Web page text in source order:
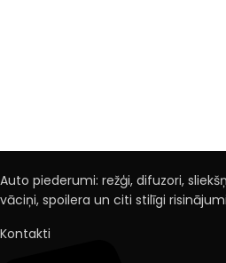
Auto piederumi: režģi, difuzori,
vāciņi, spoilera un citi stilīgi
Kontakti